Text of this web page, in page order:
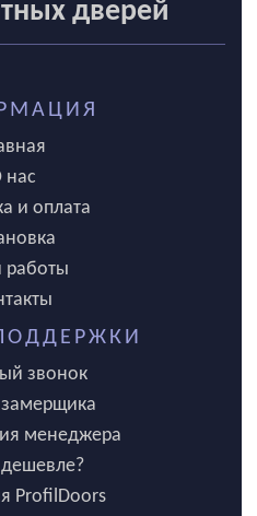
нас
и оплата
звонок
менеджера
ProfilDoors